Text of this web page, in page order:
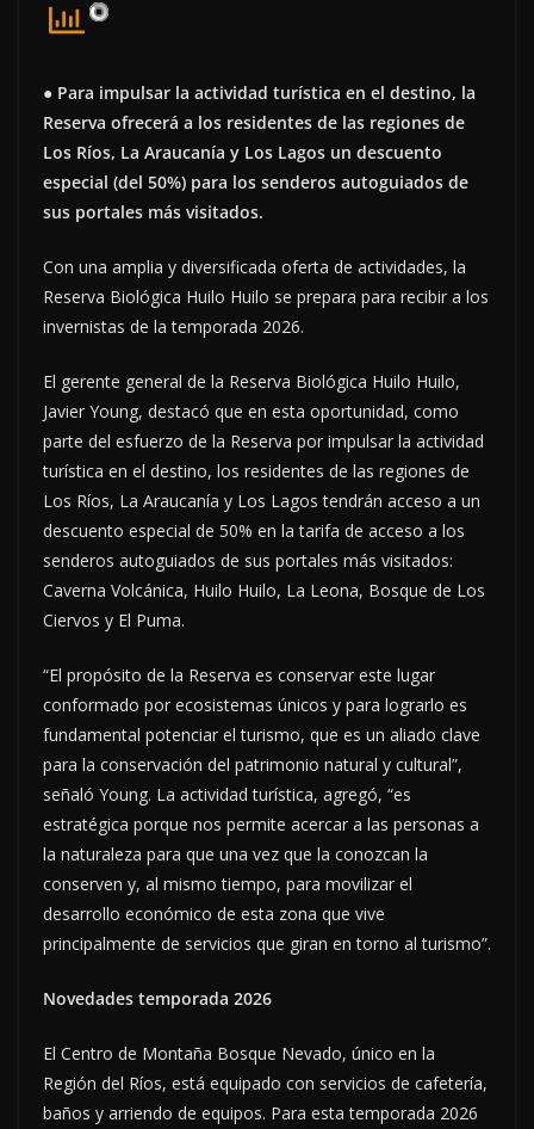
● Para impulsar la actividad turística en el destino, la
Reserva ofrecerá a los residentes de las regiones de
Los Ríos, La Araucanía y Los Lagos un descuento
especial (del 50%) para los senderos autoguiados de
sus portales más visitados.
Con una amplia y diversificada oferta de actividades, la
Reserva Biológica Huilo Huilo se prepara para recibir a los
invernistas de la temporada 2026.
El gerente general de la Reserva Biológica Huilo Huilo,
Javier Young, destacó que en esta oportunidad, como
parte del esfuerzo de la Reserva por impulsar la actividad
turística en el destino, los residentes de las regiones de
Los Ríos, La Araucanía y Los Lagos tendrán acceso a un
descuento especial de 50% en la tarifa de acceso a los
senderos autoguiados de sus portales más visitados:
Caverna Volcánica, Huilo Huilo, La Leona, Bosque de Los
Ciervos y El Puma.
“El propósito de la Reserva es conservar este lugar
conformado por ecosistemas únicos y para lograrlo es
fundamental potenciar el turismo, que es un aliado clave
para la conservación del patrimonio natural y cultural”,
señaló Young. La actividad turística, agregó, “es
estratégica porque nos permite acercar a las personas a
la naturaleza para que una vez que la conozcan la
conserven y, al mismo tiempo, para movilizar el
desarrollo económico de esta zona que vive
principalmente de servicios que giran en torno al turismo”.
Novedades temporada 2026
El Centro de Montaña Bosque Nevado, único en la
Región del Ríos, está equipado con servicios de cafetería,
baños y arriendo de equipos. Para esta temporada 2026